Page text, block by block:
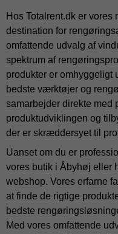
Hos Totalrent.dk er
destination for
omfattende udvalg af
spektrum af
produkter er omhyggeligt
bedste værktøjer og
samarbejder direkte med
produktudviklingen og
der er skræddersyet til
Uanset om du er
vores butik i Åbyhøj eller
webshop. Vores erfarne
at finde de rigtige
bedste
Med vores omfattende